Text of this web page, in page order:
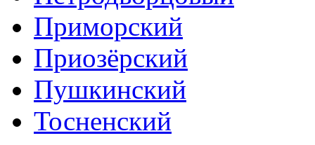
Приморский
Приозёрский
Пушкинский
Тосненский